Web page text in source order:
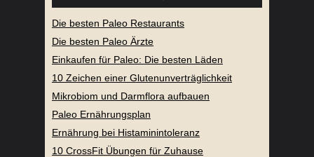
Die besten Paleo Restaurants
Die besten Paleo Ärzte
Einkaufen für Paleo: Die besten Läden
10 Zeichen einer Glutenunverträglichkeit
Mikrobiom und Darmflora aufbauen
Paleo Ernährungsplan
Ernährung bei Histaminintoleranz
10 CrossFit Übungen für Zuhause